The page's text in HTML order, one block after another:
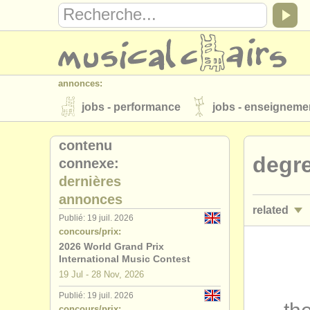
annonces:
jobs - performance jobs -
instruments à vendre instruments
annuaires:
orchestres et l'opéra
musicalchairs:
a propos de musicalchairs
éditeurs:
ajouter votre annonce
related
contenu
connexe:
dernières
annonces
Publié: 19 juil. 2026
concours/prix:
2026 World Grand Prix
International Music Contest
19 Jul - 28 Nov, 2026
Publié: 19 juil. 2026